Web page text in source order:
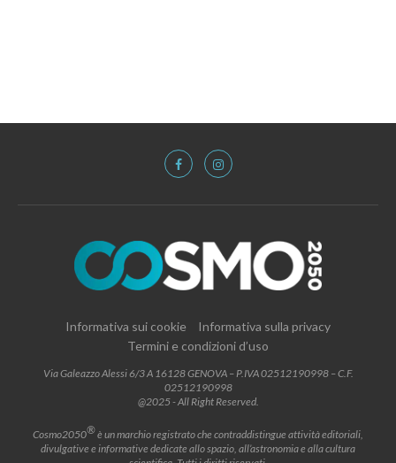
Informativa sui cookie
Informativa sulla privacy
Termini e condizioni d’uso
Via Galeazzo Alessi 6/3 A 16128 GENOVA – P.IVA 02512190998 – C.F.
02512190998
@2025 - All Right Reserved.
Cosmo2050®è un marchio registrato che contraddistingue attività editoriali,
divulgative e informative dedicate allo spazio, all’astronomia e alla cultura